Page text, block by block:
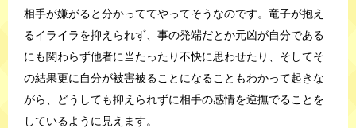
相手が嫌がると分かっててやってそうなのです。竜子が抱え
るイライラを抑えられず、事の発端だとか元凶が自分である
にも関わらず他者に当たったり不快に思わせたり、そしてそ
の結果更に自分が被害被ることになることもわかって起きな
がら、どうしても抑えられずに相手の感情を逆撫でることを
しているように見えます。